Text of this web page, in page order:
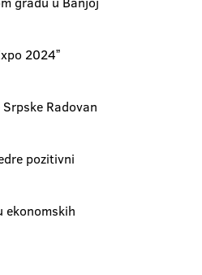
2024ˮ
Radovan
pozitivni
ekonomskih